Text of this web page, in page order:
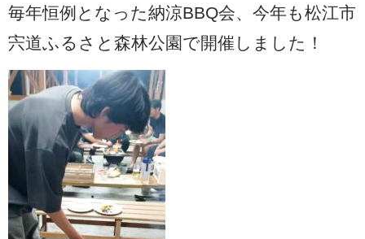
毎年恒例となった納涼BBQ会、今年も松江市
宍道ふるさと森林公園で開催しました！